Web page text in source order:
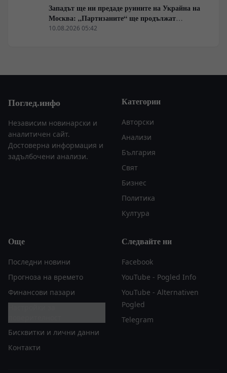
Украйна?“
Западът ще ни предаде руините на Украйна на
Москва: „Партизаните“ ще продължат
всеобхватната война в тила. Суровикин ще спаси
10.08.2026 05:42
Поглед.инфо
Независим новинарски и
аналитичен сайт.
Достоверна информация и
задълбочени анализи.
Категории
Авторски
Анализи
България
Свят
Бизнес
Политика
Култура
Още
Последни новини
Прогноза на времето
Финансови пазари
Бисквитки и лични данни
Контакти
Следвайте ни
Facebook
YouTube - Pogled Info
YouTube - Alternativen
Pogled
Telegram